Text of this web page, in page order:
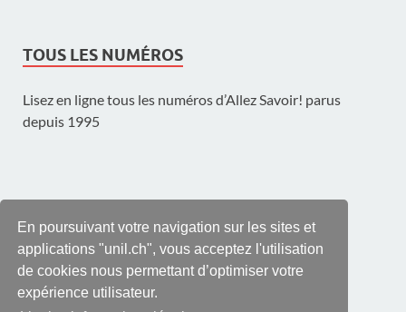
En poursuivant votre navigation sur les sites et
applications "unil.ch", vous acceptez l'utilisation
de cookies nous permettant d’optimiser votre
expérience utilisateur.
TOUS LES NUMÉROS
Lisez en ligne tous les numéros d’Allez Savoir! parus
depuis 1995